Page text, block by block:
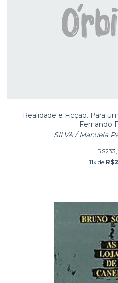
Realidade e Ficção. Para
Fernando
SILVA / Manuela
11x de